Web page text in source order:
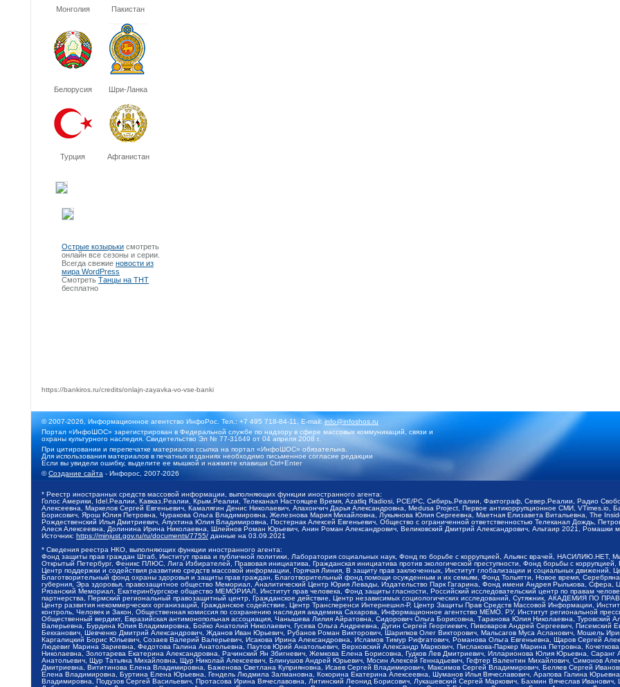
Монголия Пакистан
Белорусия Шри-Ланка
Турция Афганистан
Острые козырьки смотреть
онлайн все сезоны и серии.
Всегда свежие новости из
мира WordPress
Смотреть Танцы на ТНТ
бесплатно
https://bankiros.ru/credits/onlajn-zayavka-vo-vse-banki
© 2007-2026, Информационное агентство ИнфоРос. Тел.: +7 495 718-84-11, E-mail:info@infoshos.ru
Портал «ИнфоШОС» зарегистрирован в Федеральной службе по надзору в сфере массовых коммуникаций, связи и
охраны культурного наследия. Свидетельство Эл № 77-31649 от 04 апреля 2008 г.
При цитировании и перепечатке материалов ссылка на портал «ИнфоШОС» обязательна.
Для использования материалов в печатных изданиях необходимо письменное согласие редакции
Если вы увидели ошибку, выделите ее мышкой и нажмите клавиши Ctrl+Enter
©Создание сайта - Инфорос, 2007-2026
* Реестр иностранных средств массовой информации, выполняющих функции иностранного агента:
Голос Америки, Idel.Реалии, Кавказ.Реалии, Крым.Реалии, Телеканал Настоящее Время, Azatliq Radiosi, PCE/PC, Сибирь.Реалии, Фактограф, Север.Реалии, Радио
Алексеевна, Маркелов Сергей Евгеньевич, Камалягин Денис Николаевич, Апахончич Дарья Александровна, Medusa Project, Первое антикоррупционное СМИ,
Борисович, Ярош Юлия Петровна, Чуракова Ольга Владимировна, Железнова Мария Михайловна, Лукьянова Юлия Сергеевна, Маетная Елизавета Витальевна, The
Рождественский Илья Дмитриевич, Апухтина Юлия Владимировна, Постернак Алексей Евгеньевич, Общество с ограниченной ответственностью Телеканал Дождь,
Алеся Алексеевна, Долинина Ирина Николаевна, Шлейнов Роман Юрьевич, Анин Роман Александрович, Великовский Дмитрий Александрович, Альтаир 2021, Ромашки
Источник: https://minjust.gov.ru/ru/documents/7755/ данные на 03.09.2021
* Сведения реестра НКО, выполняющих функции иностранного агента:
Фонд защиты прав граждан Штаб, Институт права и публичной политики, Лаборатория социальных наук, Фонд по борьбе с коррупцией, Альянс врачей,
Открытый Петербург, Феникс ПЛЮС, Лига Избирателей, Правовая инициатива, Гражданская инициатива против экологической преступности, Фонд борьбы с
Центр поддержки и содействия развитию средств массовой информации, Горячая Линия, В защиту прав заключенных, Институт глобализации и социальных
Благотворительный фонд охраны здоровья и защиты прав граждан, Благотворительный фонд помощи осужденным и их семьям, Фонд Тольятти, Новое время,
губерния, Эра здоровья, правозащитное общество Мемориал, Аналитический Центр Юрия Левады, Издательство Парк Гагарина, Фонд имени Андрея Рылькова,
Рязанский Мемориал, Екатеринбургское общество МЕМОРИАЛ, Институт прав человека, Фонд защиты гласности, Российский исследовательский центр по правам
партнерства, Пермский региональный правозащитный центр, Гражданское действие, Центр независимых социологических исследований, Сутяжник, АКАДЕМИЯ ПО
Центр развития некоммерческих организаций, Гражданское содействие, Центр Трансперенси Интернешнл-Р, Центр Защиты Прав Средств Массовой Информации,
контроль, Человек и Закон, Общественная комиссия по сохранению наследия академика Сахарова, Информационное агентство МЕМО. РУ, Институт региональной
Общественный вердикт, Евразийская антимонопольная ассоциация, Чанышева Лилия Айратовна, Сидорович Ольга Борисовна, Таранова Юлия Николаевна, Туровский
Валерьевна, Бурдина Юлия Владимировна, Бойко Анатолий Николаевич, Гусева Ольга Андреевна, Дугин Сергей Георгиевич, Пивоваров Андрей Сергеевич, Писемский
Бекханович, Шевченко Дмитрий Александрович, Жданов Иван Юрьевич, Рубанов Роман Викторович, Шарипков Олег Викторович, Мальсагов Муса Асланович, Мошель
Каргалицкий Борис Юльевич, Созаев Валерий Валерьевич, Исакова Ирина Александровна, Исламов Тимур Рифгатович, Романова Ольга Евгеньевна, Щаров Сергей
Людевиг Марина Зариевна, Федотова Галина Анатольевна, Паутов Юрий Анатольевич, Верховский Александр Маркович, Пислакова-Паркер Марина Петровна,
Николаевна, Золотарева Екатерина Александровна, Рачинский Ян Збигневич, Жемкова Елена Борисовна, Гудков Лев Дмитриевич, Илларионова Юлия Юрьевна,
Анатольевич, Щур Татьяна Михайловна, Щур Николай Алексеевич, Блинушов Андрей Юрьевич, Мосин Алексей Геннадьевич, Гефтер Валентин Михайлович, Симонов
Дмитриевна, Вититинова Елена Владимировна, Баженова Светлана Куприяновна, Исаев Сергей Владимирович, Максимов Сергей Владимирович, Беляев Сергей
Елена Владимировна, Буртина Елена Юрьевна, Гендель Людмила Залмановна, Кокорина Екатерина Алексеевна, Шуманов Илья Вячеславович, Арапова Галина
Владимировна, Подузов Сергей Васильевич, Протасова Ирина Вячеславовна, Литинский Леонид Борисович, Лукашевский Сергей Маркович, Бахмин Вячеслав